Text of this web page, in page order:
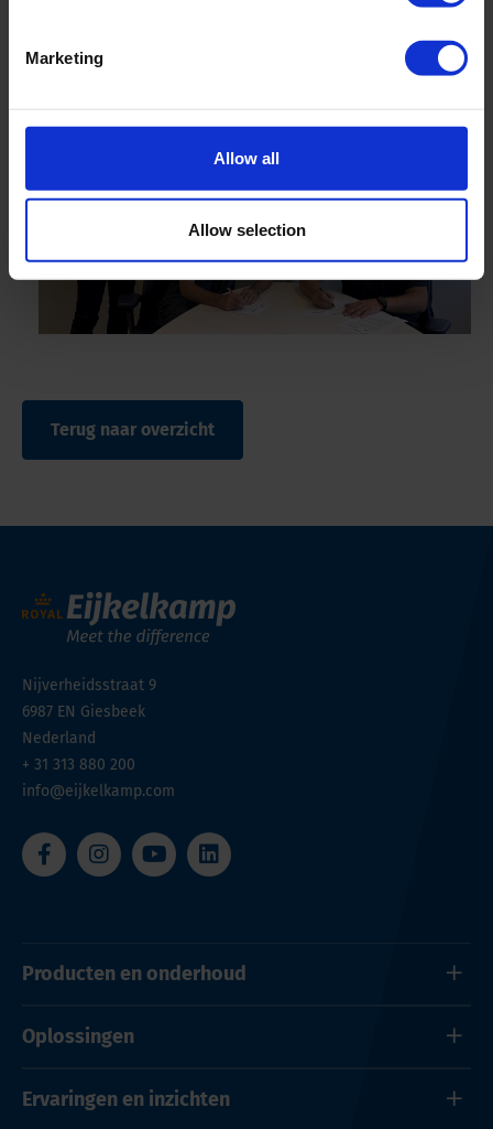
Marketing
Allow all
Allow selection
Terug naar overzicht
Nijverheidsstraat 9
6987 EN Giesbeek
Nederland
+ 31 313 880 200
info@eijkelkamp.com
Producten en onderhoud
Oplossingen
Ervaringen en inzichten